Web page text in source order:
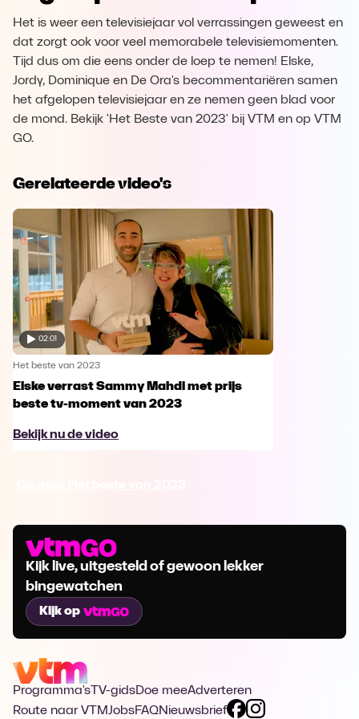
Het is weer een televisiejaar vol verrassingen geweest en
dat zorgt ook voor veel memorabele televisiemomenten.
Tijd dus om die eens onder de loep te nemen! Elske,
Jordy, Dominique en De Ora's becommentariëren samen
het afgelopen televisiejaar en ze nemen geen blad voor
de mond. Bekijk 'Het Beste van 2023' bij VTM en op VTM
GO.
Gerelateerde video's
02:01
Het beste van 2023
Elske verrast Sammy Mahdi met prijs
beste tv-moment van 2023
Bekijk nu de video
Kijk live, uitgesteld of gewoon lekker
bingewatchen
Kijk op
Programma's TV-gidsDoe meeAdverteren
Route naar VTMJobsFAQNieuwsbrief